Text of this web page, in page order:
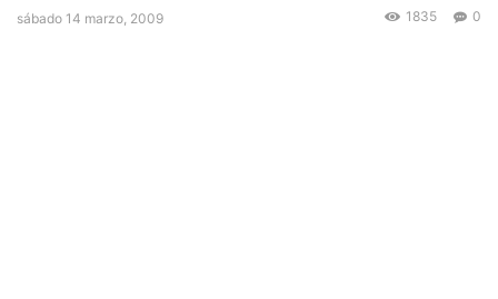
sábado 14 marzo, 2009 0
1835